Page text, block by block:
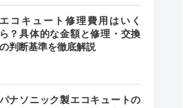
エコキュート修理費用はいく
ら？具体的な金額と修理・交換
の判断基準を徹底解説
パナソニック製エコキュートの